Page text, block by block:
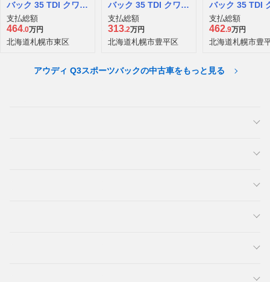
バック 35 TDI クワト
ロ Sライン ディーゼ
ルターボ 4WD
支払総額
464.0万円
北海道札幌市東区
バック 35 TDI クワト
ロ Sライン ディーゼ
ルターボ 4WD
支払総額
313.2万円
北海道札幌市豊平区
バック 35 TDI
ロ Sライン デ
ルターボ 4WD
支払総額
462.9万円
北海道札幌市豊
アウディ Q3スポーツバックの中古車をもっと見る